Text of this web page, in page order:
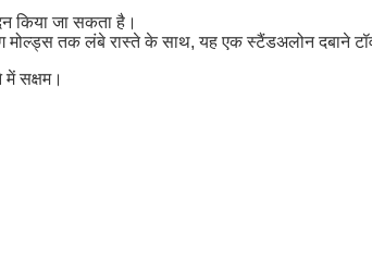
किया जा सकता है।
तक लंबे रास्ते के साथ, यह एक स्टैंडअलोन दबाने
में सक्षम।